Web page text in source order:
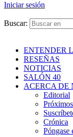
Iniciar sesión
Buscar:
ENTENDER
RESEÑAS
NOTICIAS
SALÓN 40
ACERCA DE
Editorial
Crónica
Póngase